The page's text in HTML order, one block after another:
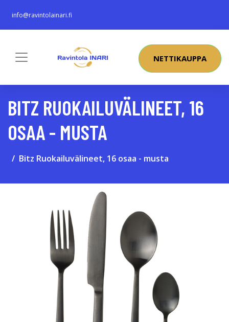
info@ravintolainari.fi
NETTIKAUPPA
BITZ RUOKAILUVÄLINEET, 16
OSAA - MUSTA
Bitz Ruokailuvälineet, 16 osaa - musta